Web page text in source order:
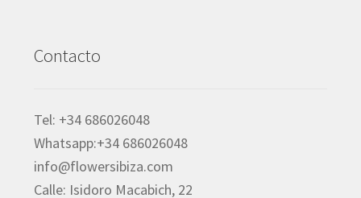
Contacto
Tel: +34 686026048
Whatsapp:+34 686026048
info@flowersibiza.com
Calle: Isidoro Macabich, 22